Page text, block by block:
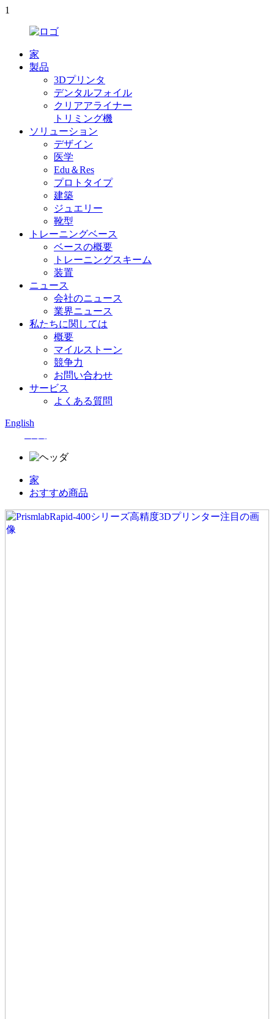
1
家
製品
3Dプリンタ
デンタルフォイル
クリアアライナー
トリミング機
ソリューション
デザイン
医学
Edu＆Res
プロトタイプ
建築
ジュエリー
靴型
トレーニングベース
ベースの概要
トレーニングスキーム
装置
ニュース
会社のニュース
業界ニュース
私たちに関しては
概要
マイルストーン
競争力
お問い合わせ
サービス
よくある質問
English
家
おすすめ商品